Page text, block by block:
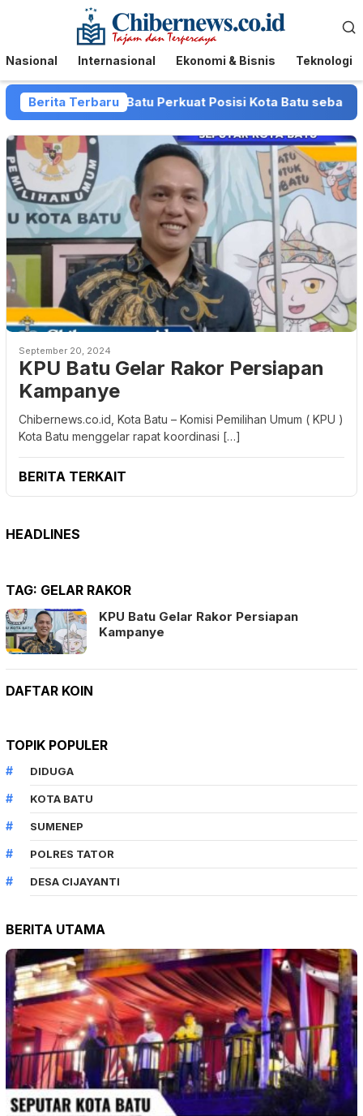
Menu
Mobile
Nasional Internasional Ekonomi & Bisnis Teknologi
Berita Terbaru
dan Pemkot Batu Perkuat Posisi Kota Batu sebagai
September 20, 2024
KPU Batu Gelar Rakor Persiapan
Kampanye
Chibernews.co.id, Kota Batu – Komisi Pemilihan Umum ( KPU )
Kota Batu menggelar rapat koordinasi […]
BERITA TERKAIT
HEADLINES
TAG: GELAR RAKOR
KPU Batu Gelar Rakor Persiapan
Kampanye
DAFTAR KOIN
TOPIK POPULER
DIDUGA
KOTA BATU
SUMENEP
POLRES TATOR
DESA CIJAYANTI
BERITA UTAMA